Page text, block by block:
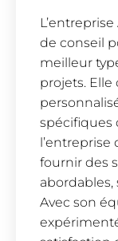
de conseil
meilleur
projets. Elle
spécifiques
l’entreprise
fournir des
Avec son